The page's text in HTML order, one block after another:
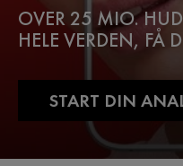
OVER 25 MIO.
HELE VERDEN, FÅ
START DIN